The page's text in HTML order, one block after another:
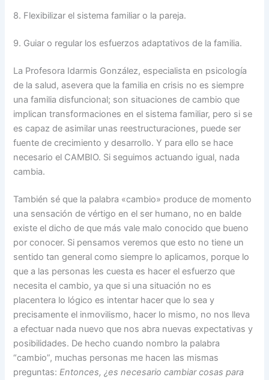
8. Flexibilizar el sistema familiar o la pareja.
9. Guiar o regular los esfuerzos adaptativos de la familia.
La Profesora Idarmis González, especialista en psicología
de la salud, asevera que la familia en crisis no es siempre
una familia disfuncional; son situaciones de cambio que
implican transformaciones en el sistema familiar, pero si se
es capaz de asimilar unas reestructuraciones, puede ser
fuente de crecimiento y desarrollo. Y para ello se hace
necesario el CAMBIO. Si seguimos actuando igual, nada
cambia.
También sé que la palabra «cambio» produce de momento
una sensación de vértigo en el ser humano, no en balde
existe el dicho de que más vale malo conocido que bueno
por conocer. Si pensamos veremos que esto no tiene un
sentido tan general como siempre lo aplicamos, porque lo
que a las personas les cuesta es hacer el esfuerzo que
necesita el cambio, ya que si una situación no es
placentera lo lógico es intentar hacer que lo sea y
precisamente el inmovilismo, hacer lo mismo, no nos lleva
a efectuar nada nuevo que nos abra nuevas expectativas y
posibilidades. De hecho cuando nombro la palabra
“cambio”, muchas personas me hacen las mismas
preguntas:Entonces, ¿es necesario cambiar cosas para